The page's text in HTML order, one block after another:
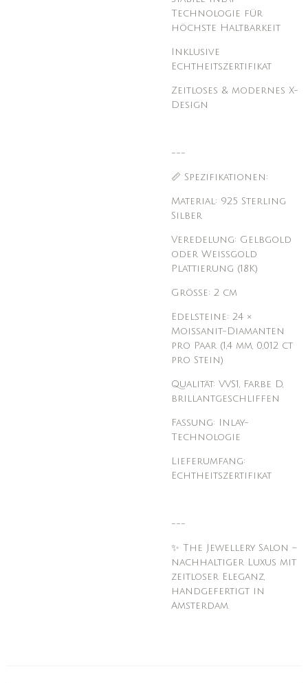
Technologie für
höchste Haltbarkeit
Inklusive
Echtheitszertifikat
Zeitloses & modernes X-
Design
---
📏 Spezifikationen:
Material: 925 Sterling
Silber
Veredelung: Gelbgold
oder Weißgold
Plattierung (18K)
Größe: 2 cm
Edelsteine: 24 ×
Moissanit-Diamanten
pro Paar (1,4 mm, 0,012 ct
pro Stein)
Qualität: VVS1, Farbe D,
brillantgeschliffen
Fassung: Inlay-
Technologie
Lieferumfang:
Echtheitszertifikat
---
✨ The Jewellery Salon –
nachhaltiger Luxus mit
zeitloser Eleganz,
handgefertigt in
Amsterdam.